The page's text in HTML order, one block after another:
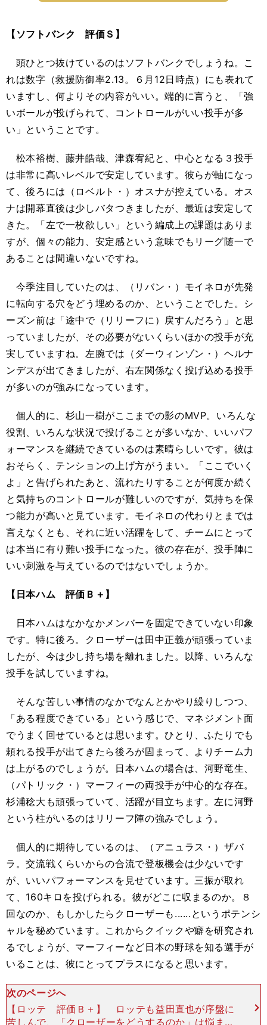
【ソフトバンク 評価Ｓ】
頭ひとつ抜けているのはソフトバンクでしょうね。こ
れは数字（救援防御率2.13。６月12日時点）にも表れて
いますし、何よりその内容がいい。端的に言うと、「強
いボールが投げられて、コントロールがいい投手が多
い」ということです。
松本裕樹、藤井皓哉、津森宥紀と、中心となる３投手
は非常に高いレベルで安定しています。彼らが軸になっ
て、後ろには（ロベルト・）オスナが控えている。オス
ナは開幕直後は少しバタつきましたが、最近は安定して
きた。「左で一枚欲しい」という編成上の課題はありま
すが、個々の能力、安定感という意味でもリーグ随一で
あることは間違いないですね。
今季注目していたのは、（リバン・）モイネロが先発
に転向する穴をどう埋めるのか、ということでした。シ
ーズン前は「途中で（リリーフに）戻すんだろう」と思
っていましたが、その必要がないくらいほかの投手が充
実していますね。左腕では（ダーウィンゾン・）ヘルナ
ンデスが出てきましたが、右左関係なく投げ込める投手
が多いのが強みになっています。
個人的に、杉山一樹がここまでの影のMVP。いろんな
役割、いろんな状況で投げることが多いなか、いいパフ
ォーマンスを継続できているのは素晴らしいです。彼は
おそらく、テンションの上げ方がうまい。「ここでいく
よ」と告げられたあと、流れたりすることが何度か続く
と気持ちのコントロールが難しいのですが、気持ちを保
つ能力が高いと見ています。モイネロの代わりとまでは
言えなくとも、それに近い活躍をして、チームにとって
は本当に有り難い投手になった。彼の存在が、投手陣に
いい刺激を与えているのではないでしょうか。
【日本ハム 評価Ｂ＋】
日本ハムはなかなかメンバーを固定できていない印象
です。特に後ろ。クローザーは田中正義が頑張っていま
したが、今は少し持ち場を離れました。以降、いろんな
投手を試していますね。
そんな苦しい事情のなかでなんとかやり繰りしつつ、
「ある程度できている」という感じで、マネジメント面
でうまく回せているとは思います。ひとり、ふたりでも
頼れる投手が出てきたら後ろが固まって、よりチーム力
は上がるのでしょうが。日本ハムの場合は、河野竜生、
（パトリック・）マーフィーの両投手が中心的な存在。
杉浦稔大も頑張っていて、活躍が目立ちます。左に河野
という柱がいるのはリリーフ陣の強みでしょう。
個人的に期待しているのは、（アニュラス・）ザバ
ラ。交流戦くらいからの合流で登板機会は少ないです
が、いいパフォーマンスを見せています。三振が取れ
て、160キロを投げられる。彼がどこに収まるのか。８
回なのか、もしかしたらクローザーも......というポテンシ
ャルを秘めています。これからクイックや癖を研究され
るでしょうが、マーフィーなど日本の野球を知る選手が
いることは、彼にとってプラスになると思います。
次のページへ
【ロッテ 評価Ｂ＋】 ロッテも益田直也が序盤に
苦しんで、「クローザーをどうするのか」は悩まし